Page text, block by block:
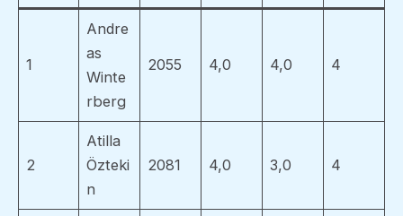
1
Andre
as
Winte
rberg
2055 4,0 4,0 4
2
Atilla
Özteki
n
2081 4,0 3,0 4